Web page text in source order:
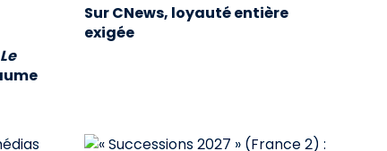
Le
Sur CNews, loyauté entière
exigée